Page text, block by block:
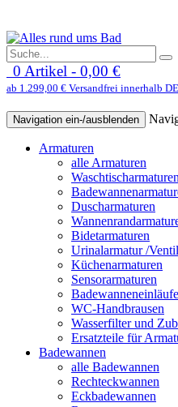
0 Artikel - 0,00 €
ab 1.299,00 € Versandfrei innerhalb DE
Navigation ein-/ausblenden
Armaturen
alle Armaturen
Waschtischarmaturen
Duscharmaturen
Bidetarmaturen
Urinalarmatur /Ventil
Küchenarmaturen
Sensorarmaturen
Badewanneneinläufe
WC-Handbrausen
Wasserfilter und
Ersatzteile für
Badewannen
alle Badewannen
Rechteckwannen
Eckbadewannen